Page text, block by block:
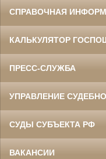
СПРАВОЧНАЯ
КАЛЬКУЛЯТОР
ПРЕСС-СЛУЖБА
УПРАВЛЕНИЕ
СУДЫ СУБЪЕКТА РФ
ВАКАНСИИ